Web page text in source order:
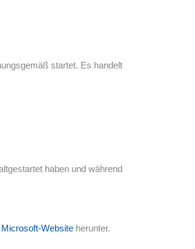
startet. Es handelt
haben und während
Website herunter.